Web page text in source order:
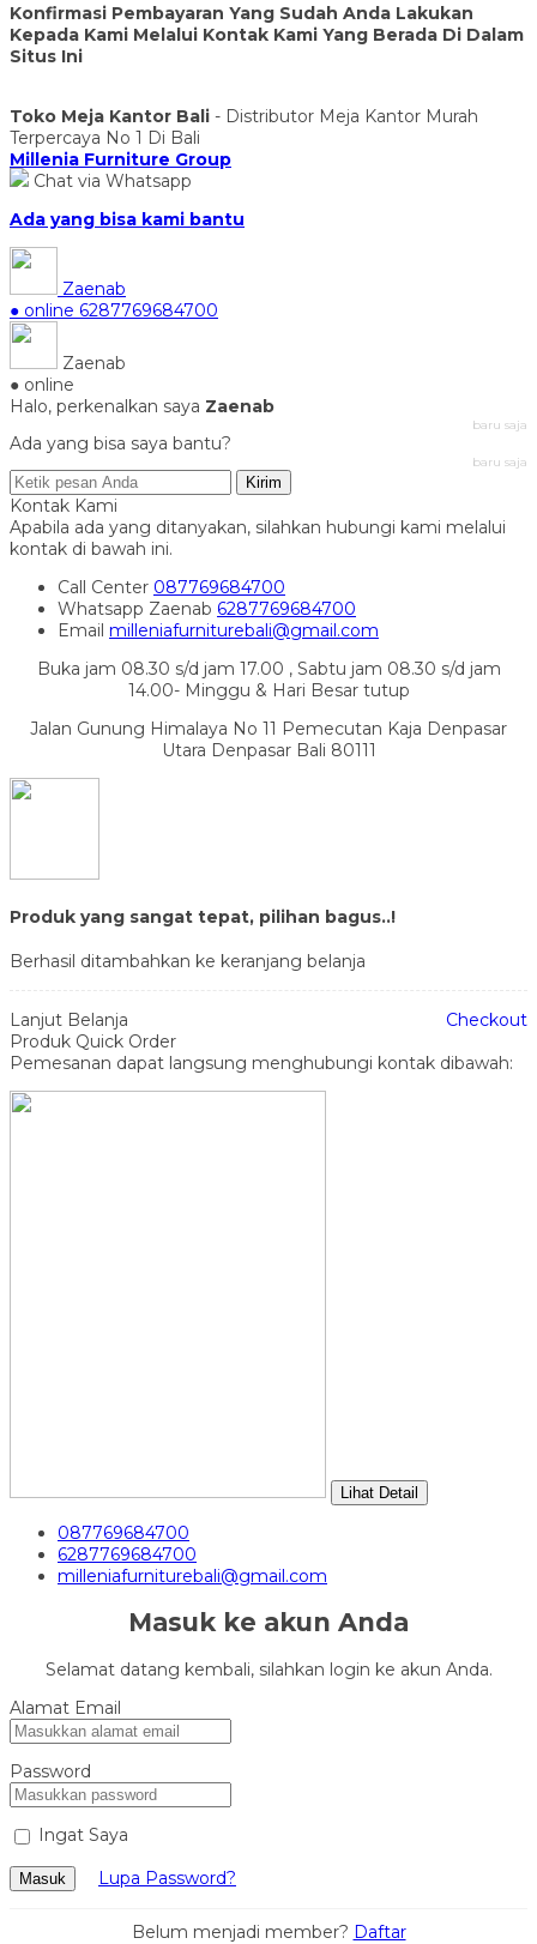
Konfirmasi Pembayaran Yang Sudah Anda Lakukan
Kepada Kami Melalui Kontak Kami Yang Berada Di Dalam
Situs Ini
Toko Meja Kantor Bali - Distributor Meja Kantor Murah
Terpercaya No 1 Di Bali
Millenia Furniture Group
Chat via Whatsapp
Ada yang bisa kami bantu
Zaenab
● online 6287769684700
Zaenab
● online
Halo, perkenalkan saya Zaenab
baru saja
Ada yang bisa saya bantu?
baru saja
Kirim
Kontak Kami
Apabila ada yang ditanyakan, silahkan hubungi kami melalui
kontak di bawah ini.
Call Center 087769684700
Whatsapp Zaenab 6287769684700
Email milleniafurniturebali@gmail.com
Buka jam 08.30 s/d jam 17.00 , Sabtu jam 08.30 s/d jam
14.00- Minggu & Hari Besar tutup
Jalan Gunung Himalaya No 11 Pemecutan Kaja Denpasar
Utara Denpasar Bali 80111
Produk yang sangat tepat, pilihan bagus..!
Berhasil ditambahkan ke keranjang belanja
Lanjut Belanja
Checkout
Produk Quick Order
Pemesanan dapat langsung menghubungi kontak dibawah:
Lihat Detail
087769684700
6287769684700
milleniafurniturebali@gmail.com
Masuk ke akun Anda
Selamat datang kembali, silahkan login ke akun Anda.
Alamat Email
Password
Ingat Saya
Masuk Lupa Password?
Belum menjadi member? Daftar